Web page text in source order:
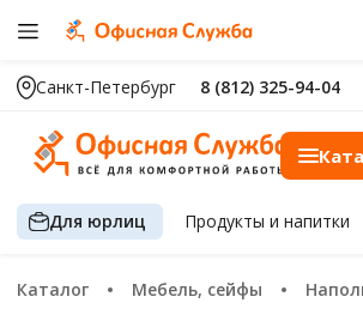
Санкт-Петербург 8 (812) 325-94-04
Для юрлиц Продуктыи напитки
Каталог Мебель, сейфы